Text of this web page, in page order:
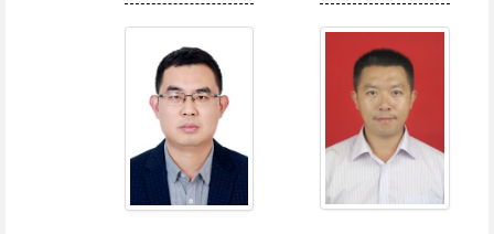
所
究中心
业合作、非洲农业
产业发展、农业经
济等